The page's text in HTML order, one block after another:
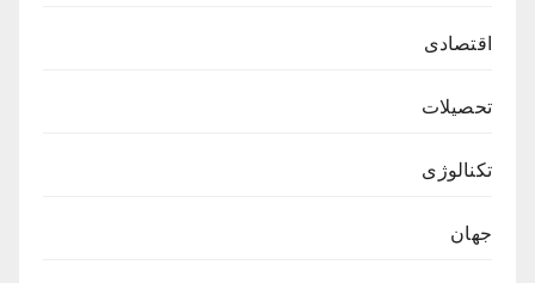
اقتصادی
تحصیلات
تکنالوژی
جهان